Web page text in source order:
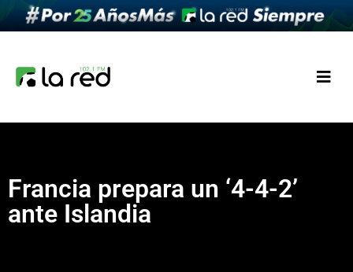
Francia prepara un ‘4-4-2’
ante Islandia